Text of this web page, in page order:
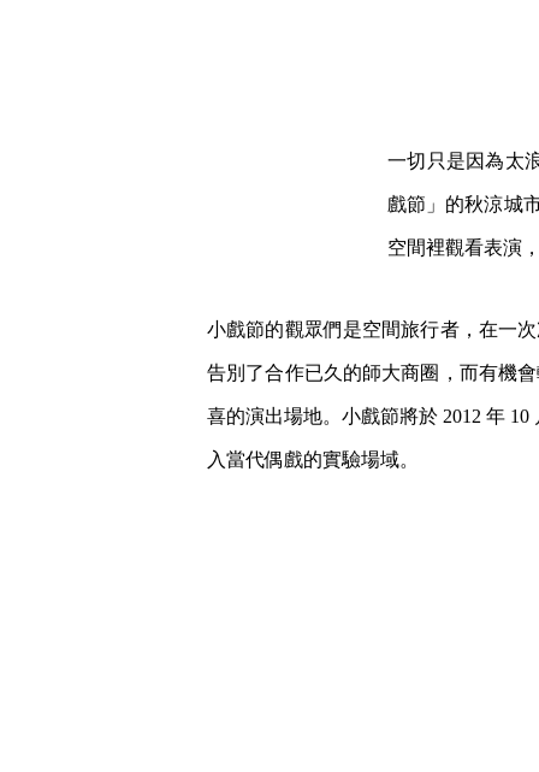
一切只是因為太
戲節」的秋涼城
空間裡觀看表演
小戲節的觀眾們是空間旅行者，在一
告別了合作已久的師大商圈，而有機
喜的演出場地。小戲節將於 2012 年
入當代偶戲的實驗場域。